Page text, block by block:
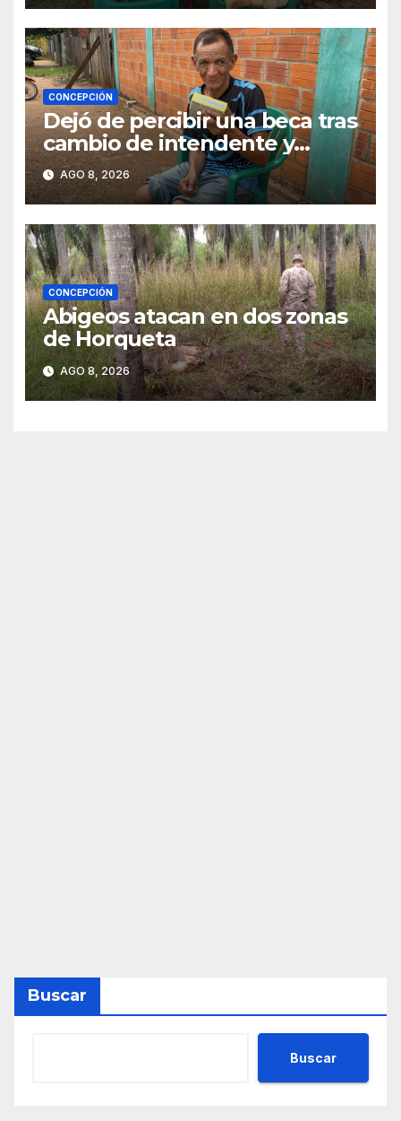
CONCEPCIÓN
Dejó de percibir una beca tras
cambio de intendente y
ahora vende caramelos para
subsistir
AGO 8, 2026
CONCEPCIÓN
Abigeos atacan en dos zonas
de Horqueta
AGO 8, 2026
Buscar
Buscar